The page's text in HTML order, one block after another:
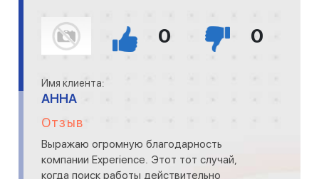
0 0
Имя клиента:
АННА
Отзыв
Выражаю огромную благодарность
компании Experience. Этот тот случай,
когда поиск работы действительно